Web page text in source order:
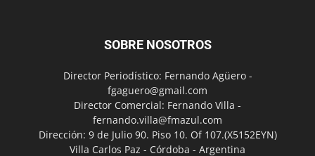
SOBRE NOSOTROS
Director Periodístico: Fernando Agüero -
fgaguero@gmail.com
Director Comercial: Fernando Villa -
fernando.villa@fmazul.com
Dirección: 9 de Julio 90. Piso 10. Of 107.(X5152EYN)
Villa Carlos Paz - Córdoba - Argentina